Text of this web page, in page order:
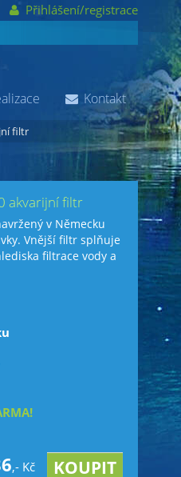
filtr
akvarijní filtr
v Německu
Vnější filtr splňuje
filtrace vody a
,- Kč
Kontakt
Přihlášení/registrace